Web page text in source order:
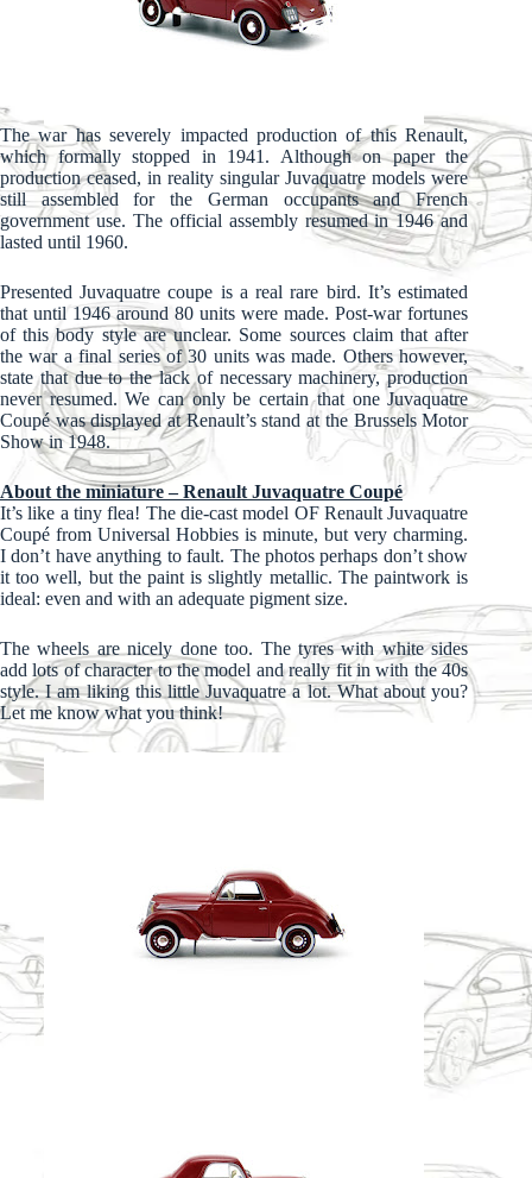
The war has severely impacted production of this Renault,
which formally stopped in 1941. Although on paper the
production ceased, in reality singular Juvaquatre models were
still assembled for the German occupants and French
government use. The official assembly resumed in 1946 and
lasted until 1960.
Presented Juvaquatre coupe is a real rare bird. It’s estimated
that until 1946 around 80 units were made. Post-war fortunes
of this body style are unclear. Some sources claim that after
the war a final series of 30 units was made. Others however,
state that due to the lack of necessary machinery, production
never resumed. We can only be certain that one Juvaquatre
Coupé was displayed at Renault’s stand at the Brussels Motor
Show in 1948.
About the miniature – Renault Juvaquatre Coupé
It’s like a tiny flea! The die-cast model OF Renault Juvaquatre
Coupé from Universal Hobbies is minute, but very charming.
I don’t have anything to fault. The photos perhaps don’t show
it too well, but the paint is slightly metallic. The paintwork is
ideal: even and with an adequate pigment size.
The wheels are nicely done too. The tyres with white sides
add lots of character to the model and really fit in with the 40s
style. I am liking this little Juvaquatre a lot. What about you?
Let me know what you think!